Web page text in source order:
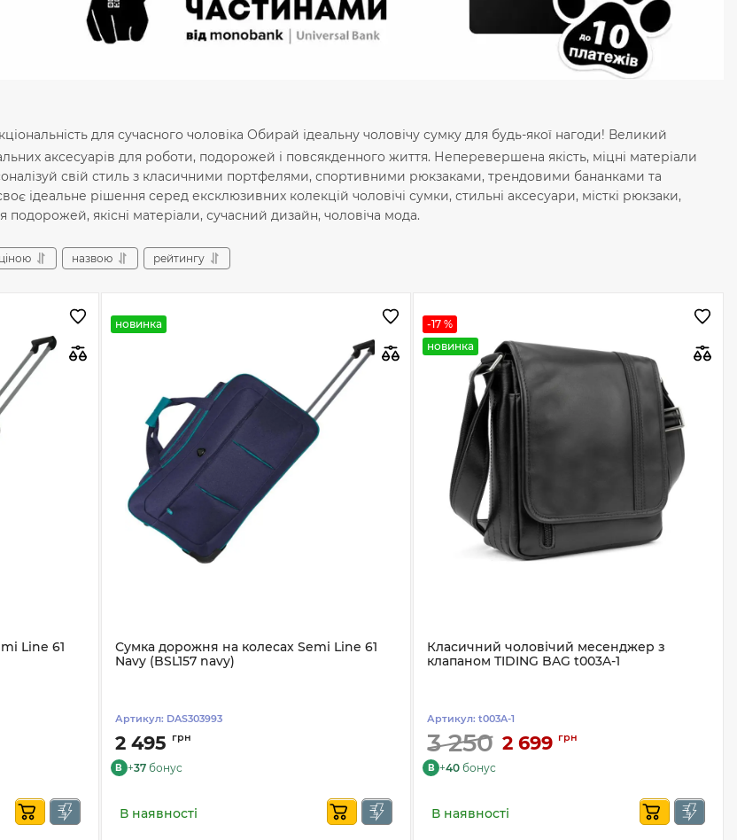
для сучасного чоловіка Обирай ідеальну чоловічу сумку для будь-якої нагоди! Великий
аксесуарів для роботи, подорожей і повсякденного життя. Неперевершена якість, міцні матеріали
свій стиль з класичними портфелями, спортивними рюкзаками, трендовими бананками та
ідеальне рішення серед ексклюзивних колекцій чоловічі сумки, стильні аксесуари, місткі рюкзаки,
подорожей, якісні матеріали, сучасний дизайн, чоловіча мода.
ціною назвою рейтингу
Line 61
новинка
Сумка дорожня на колесах Semi Line 61
Navy (BSL157 navy)
Артикул: DAS303993
2 495 грн
B +37бонус
В наявності
-17 %
новинка
Класичний чоловічий месенджер з
клапаном TIDING BAG t003A-1
Артикул:t003A-1
3 250 2 699 грн
B +40 бонус
В наявності